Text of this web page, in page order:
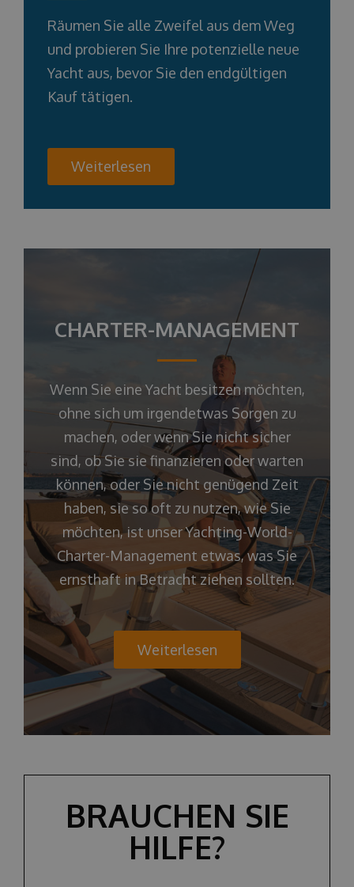
Räumen Sie alle Zweifel aus dem Weg
und probieren Sie Ihre potenzielle neue
Yacht aus, bevor Sie den endgültigen
Kauf tätigen.
Weiterlesen
CHARTER-MANAGEMENT
Wenn Sie eine Yacht besitzen möchten,
ohne sich um irgendetwas Sorgen zu
machen, oder wenn Sie nicht sicher
sind, ob Sie sie finanzieren oder warten
können, oder Sie nicht genügend Zeit
haben, sie so oft zu nutzen, wie Sie
möchten, ist unser Yachting-World-
Charter-Management etwas, was Sie
ernsthaft in Betracht ziehen sollten.
Weiterlesen
BRAUCHEN SIE
HILFE?